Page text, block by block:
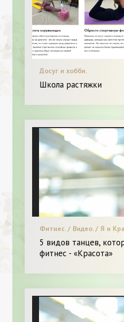
Досуг и хобби.
Школа растяжки
Фитнес. / Видео. / Я и
5 видов танцев,
фитнес - «Красота»